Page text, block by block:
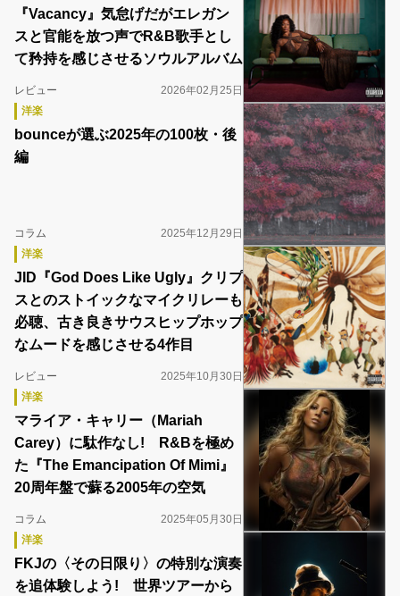
『Vacancy』気怠げだがエレガン
スと官能を放つ声でR&B歌手とし
て矜持を感じさせるソウルアルバム
レビュー
2026年02月25日
洋楽
bounceが選ぶ2025年の100枚・後
編
コラム
2025年12月29日
洋楽
JID『God Does Like Ugly』クリプ
スとのストイックなマイクリレーも
必聴、古き良きサウスヒップホップ
なムードを感じさせる4作目
レビュー
2025年10月30日
洋楽
マライア・キャリー（Mariah
Carey）に駄作なし! R&Bを極め
た『The Emancipation Of Mimi』
20周年盤で蘇る2005年の空気
コラム
2025年05月30日
洋楽
FKJの〈その日限り〉の特別な演奏
を追体験しよう! 世界ツアーから